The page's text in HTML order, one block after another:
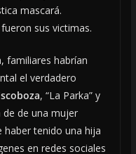
mascará.
sus victimas.
familiares habrían
el verdadero
, “La Parka” y
de de una mujer
haber tenido una hija
en redes sociales